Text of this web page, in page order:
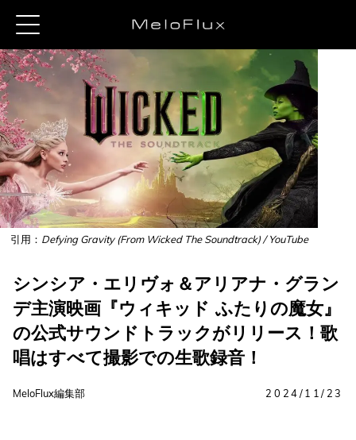
引用： Defying Gravity (From Wicked The Soundtrack) / YouTube
シンシア・エリヴォ＆アリアナ・グラン
デ主演映画『ウィキッド ふたりの魔女』
の公式サウンドトラックがリリース！歌
唱はすべて撮影での生歌録音！
MeloFlux編集部 2024/11/23